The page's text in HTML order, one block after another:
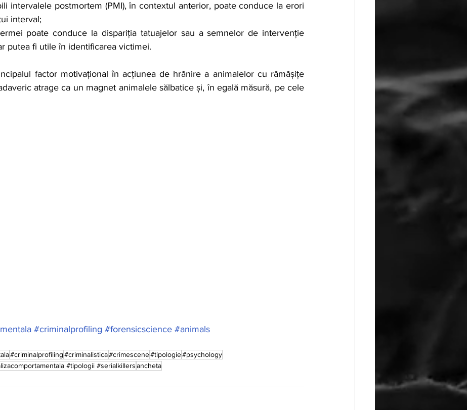
intervalele postmortem (PMI), în contextul anterior, poate conduce la erori
interval;
poate conduce la dispariția tatuajelor sau a semnelor de intervenție
putea fi utile în identificarea victimei.
factor motivațional în acțiunea de hrănire a animalelor cu rămășițe
atrage ca un magnet animalele sălbatice și, în egală măsură, pe cele
#criminalprofiling #forensicscience #animals
#criminalprofiling#criminalistica#crimescene#tipologie#psychology
#tipologii #serialkillersancheta